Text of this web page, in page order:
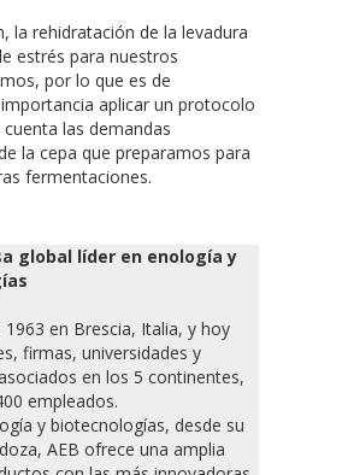
la rehidratación de la levadura
estrés para nuestros
por lo que es de
aplicar un protocolo
las demandas
la cepa que preparamos para
fermentaciones.
global líder en enología y
1963 en Brescia, Italia, y hoy
firmas, universidades y
en los 5 continentes,
empleados.
y biotecnologías, desde su
AEB ofrece una amplia